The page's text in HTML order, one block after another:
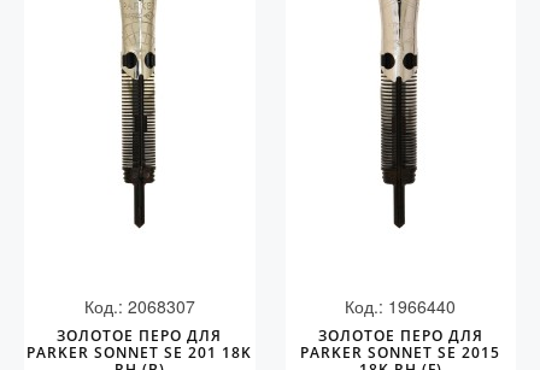
Код.: 2068307
ЗОЛОТОЕ ПЕРО ДЛЯ
PARKER SONNET SE 201 18K
Код.: 1966440
ЗОЛОТОЕ ПЕРО ДЛЯ
PARKER SONNET SE 2015